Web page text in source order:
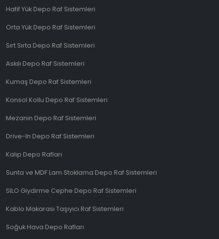
Hafif Yük Depo Raf Sistemleri
Orta Yük Depo Raf Sistemleri
Sırt Sırta Depo Raf Sistemleri
Askılı Depo Raf Sistemleri
Kumaş Depo Raf Sistemleri
Konsol Kollu Depo Raf Sistemleri
Mezanin Depo Raf Sistemleri
Drive-In Depo Raf Sistemleri
Kalıp Depo Rafları
Sunta ve MDF Lam Stoklama Depo Raf Sistemleri
SILO Giydirme Cephe Depo Raf Sistemleri
Kablo Makarası Taşıyıcı Raf Sistemleri
Soğuk Hava Depo Rafları